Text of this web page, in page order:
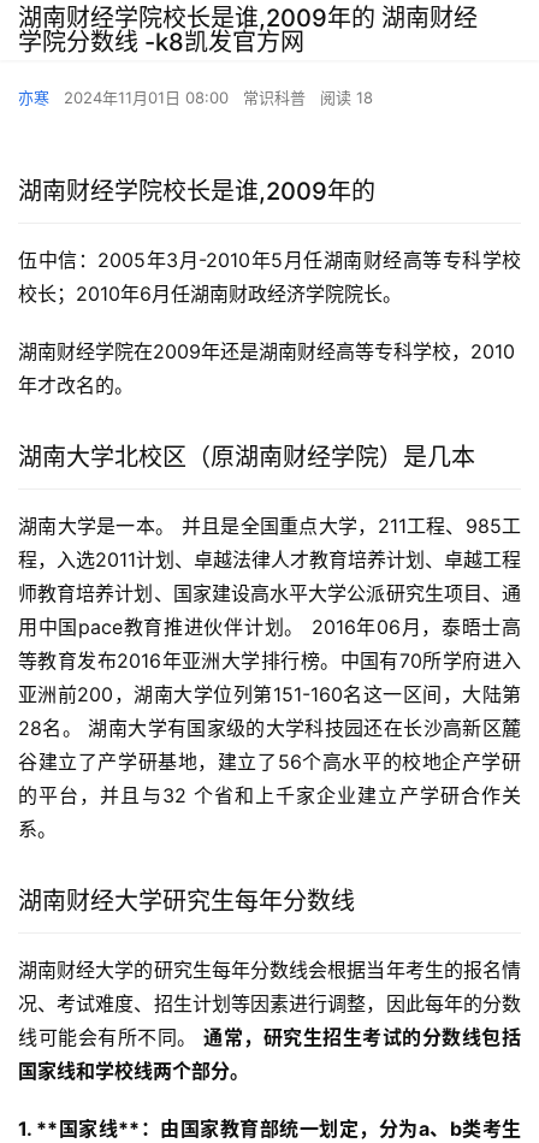
湖南财经学院校长是谁,2009年的 湖南财经
学院分数线 -k8凯发官方网
亦寒 2024年11月01日 08:00 常识科普 阅读 18
湖南财经学院校长是谁,2009年的
伍中信：2005年3月-2010年5月任湖南财经高等专科学校
校长；2010年6月任湖南财政经济学院院长。
湖南财经学院在2009年还是湖南财经高等专科学校，2010
年才改名的。
湖南大学北校区（原湖南财经学院）是几本
湖南大学是一本。 并且是全国重点大学，211工程、985工
程，入选2011计划、卓越法律人才教育培养计划、卓越工程
师教育培养计划、国家建设高水平大学公派研究生项目、通
用中国pace教育推进伙伴计划。 2016年06月，泰晤士高
等教育发布2016年亚洲大学排行榜。中国有70所学府进入
亚洲前200，湖南大学位列第151-160名这一区间，大陆第
28名。 湖南大学有国家级的大学科技园还在长沙高新区麓
谷建立了产学研基地，建立了56个高水平的校地企产学研
的平台，并且与32 个省和上千家企业建立产学研合作关
系。
湖南财经大学研究生每年分数线
湖南财经大学的研究生每年分数线会根据当年考生的报名情
况、考试难度、招生计划等因素进行调整，因此每年的分数
线可能会有所不同。 通常，研究生招生考试的分数线包括
国家线和学校线两个部分。
1. **国家线**：由国家教育部统一划定，分为a、b类考生